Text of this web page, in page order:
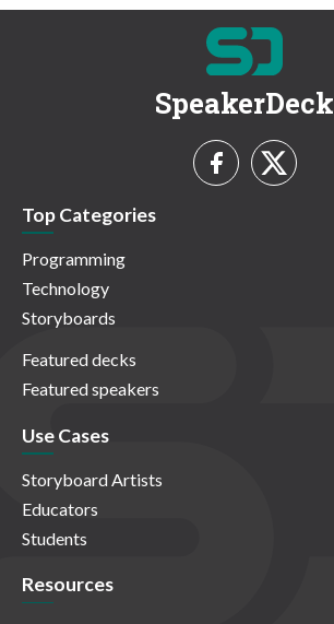
SpeakerDeck
Top Categories
Programming
Technology
Storyboards
Featured decks
Featured speakers
Use Cases
Storyboard Artists
Educators
Students
Resources